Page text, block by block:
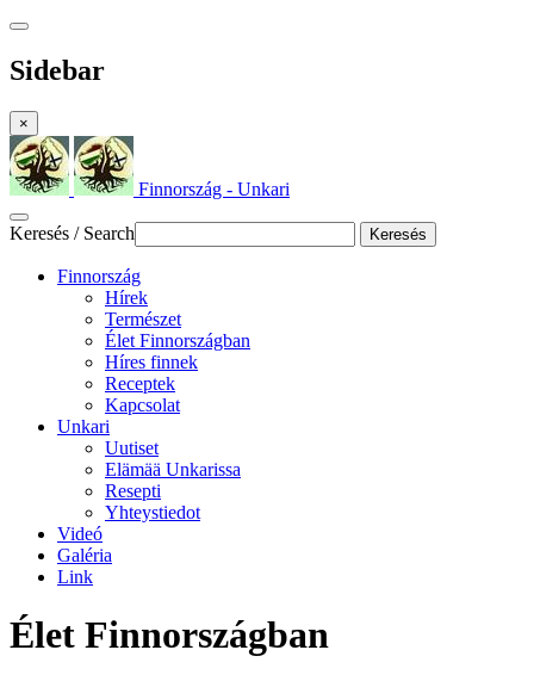
Sidebar
×
Finnország - Unkari
Keresés / Search Keresés
Finnország
Hírek
Természet
Élet Finnországban
Híres finnek
Receptek
Kapcsolat
Unkari
Uutiset
Elämää Unkarissa
Resepti
Yhteystiedot
Videó
Galéria
Link
Élet Finnországban